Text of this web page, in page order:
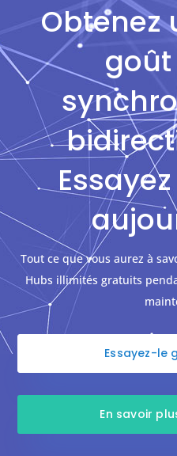
Obtenez
Tout ce que vous aurez à
Hubs illimités gratuits
Essayez-le
En savoir